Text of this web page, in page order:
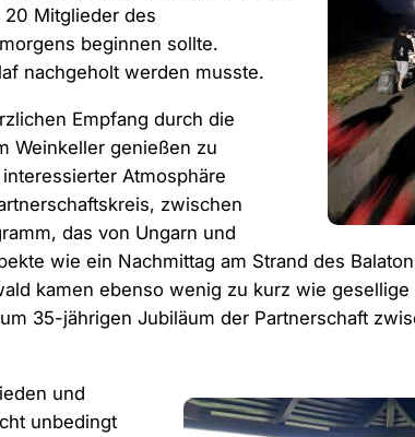
20 Mitglieder des
beginnen sollte.
nachgeholt werden musste.
Empfang durch die
Weinkeller genießen zu
Atmosphäre
zwischen
das von Ungarn und
wie ein Nachmittag am Strand des
kamen ebenso wenig zu kurz wie gesellige
35-jährigen Jubiläum der Partnerschaft
und
unbedingt